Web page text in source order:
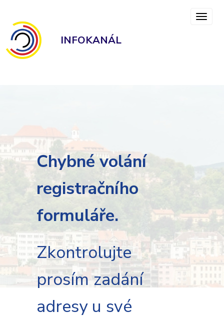
INFOKANÁL
Chybné volání
registračního
formuláře.
Zkontrolujte
prosím zadání
adresy u své